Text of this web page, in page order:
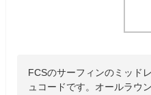
FCSのサーフィンのミッド
ュコードです。オールラウ